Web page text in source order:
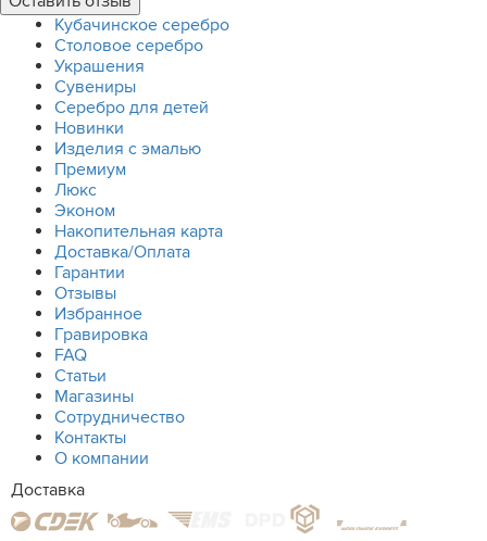
Кубачинское серебро
Столовое серебро
Украшения
Сувениры
Серебро для детей
Новинки
Изделия с эмалью
Премиум
Люкс
Эконом
Накопительная карта
Доставка/Оплата
Гарантии
Отзывы
Избранное
Гравировка
FAQ
Статьи
Магазины
Сотрудничество
Контакты
О компании
Доставка